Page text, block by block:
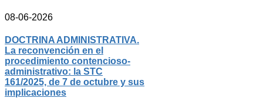
08-06-2026
DOCTRINA ADMINISTRATIVA.
La reconvención en el
procedimiento contencioso-
administrativo: la STC
161/2025, de 7 de octubre y sus
implicaciones